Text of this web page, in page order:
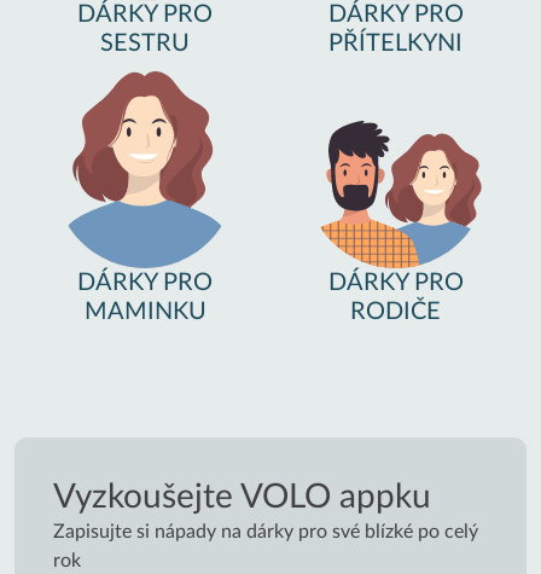
DÁRKY PRO
SESTRU
DÁRKY PRO
PŘÍTELKYNI
DÁRKY PRO
MAMINKU
DÁRKY PRO
RODIČE
Vyzkoušejte VOLO appku
Zapisujte si nápady na dárky pro své blízké po celý
rok